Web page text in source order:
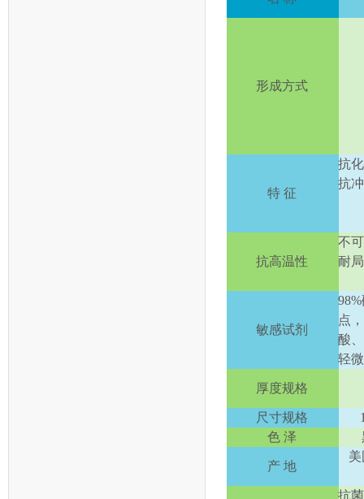
形成方式
特 征
抗
抗
抗高温性
不
耐
敏感试剂
98%
点，
酸
轻
厚度规格
尺寸规格
色 泽
产 地
抗